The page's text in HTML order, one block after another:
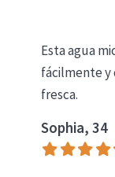
Esta agua
fácilmente y
fresca.
Sophia, 34